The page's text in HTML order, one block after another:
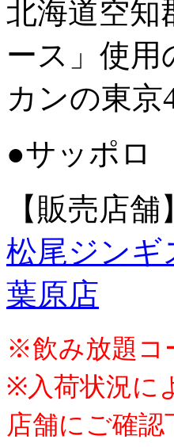
北海道空知
ース」使用
カンの東
●サッポロ
【販売店舗】
松尾ジンギ
葉原店
※飲み放題コ
※入荷状況に
店舗にご確認